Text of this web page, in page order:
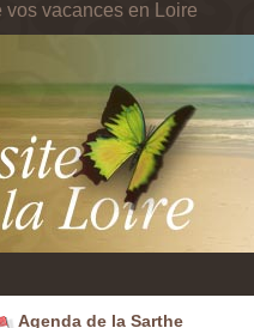
vos vacances en Loire
Agenda de la Sarthe